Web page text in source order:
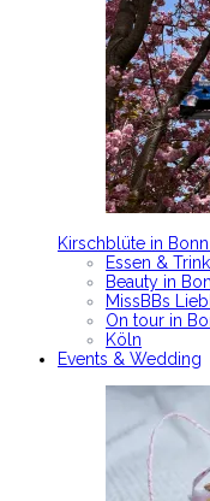
Kirschblüte in
Essen &
Beauty in
MissBBs
On tour in
Köln
Events & Wedding